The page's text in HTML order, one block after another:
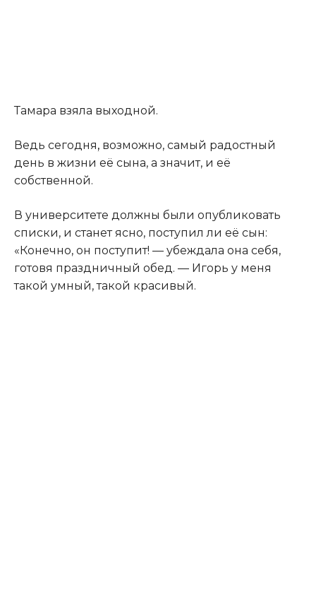
Тамара взяла выходной.
Ведь сегодня, возможно, самый радостный
день в жизни её сына, а значит, и её
собственной.
В университете должны были опубликовать
списки, и станет ясно, поступил ли её сын:
«Конечно, он поступит! — убеждала она себя,
готовя праздничный обед. — Игорь у меня
такой умный, такой красивый.